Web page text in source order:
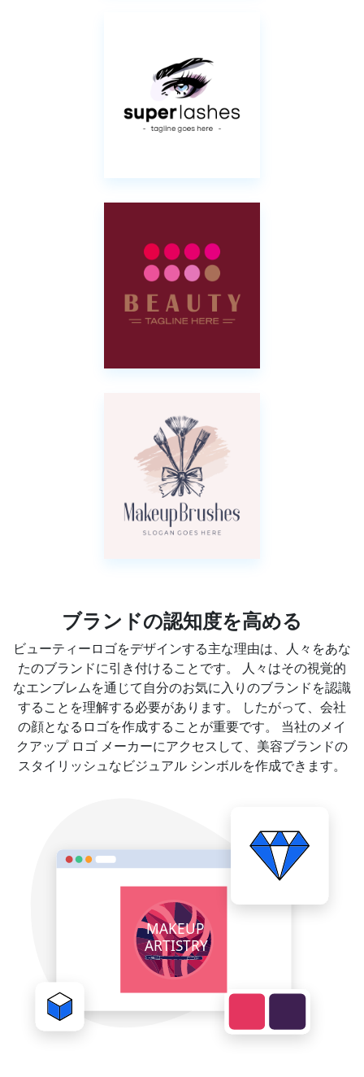
ブランドの認知度を高める
ビューティーロゴをデザインする主な理由は、人々をあな
たのブランドに引き付けることです。 人々はその視覚的
なエンブレムを通じて自分のお気に入りのブランドを認識
することを理解する必要があります。 したがって、会社
の顔となるロゴを作成することが重要です。 当社のメイ
クアップ ロゴ メーカーにアクセスして、美容ブランドの
スタイリッシュなビジュアル シンボルを作成できます。